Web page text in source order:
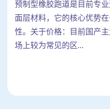
预制型橡胶跑道是目前专
面层材料，它的核心优势
性。关于价格：目前国产
场上较为常见的区...